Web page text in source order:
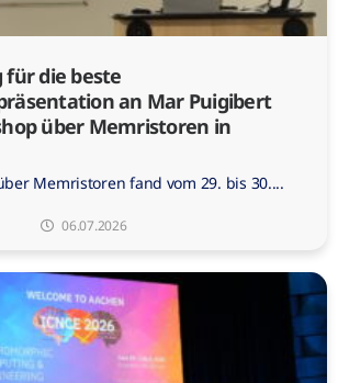
für die beste
an Mar Puigibert
über Memristoren in
Memristoren fand vom 29. bis 30....
06.07.2026